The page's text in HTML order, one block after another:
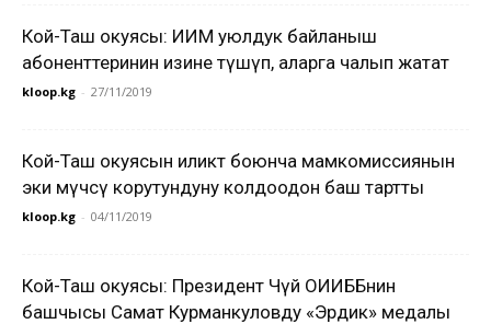
Кой-Таш окуясы: ИИМ уюлдук байланыш
абоненттеринин изине түшүп, аларга чалып жатат
kloop.kg - 27/11/2019
Кой-Таш окуясын иликтөө боюнча мамкомиссиянын
эки мүчөсү корутундуну колдоодон баш тартты
kloop.kg - 04/11/2019
Кой-Таш окуясы: Президент Чүй ОИИББнин
башчысы Самат Курманкуловду «Эрдик» медалы